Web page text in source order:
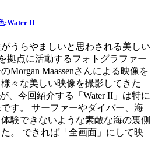
:Water II
うらやましいと思わされる美しい
拠点に活動するフォトグラファー
Morgan Maassenさんによる映像を
々な美しい映像を撮影してきた
、今回紹介する「Water II」は特に
す。 サーファーやダイバー、海
験できないような素敵な海の裏側
。 できれば「全画面」にして映